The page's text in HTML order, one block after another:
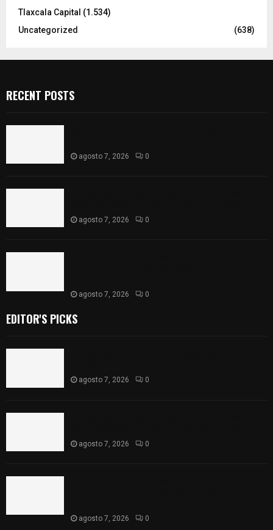
Tlaxcala Capital (1.534)
Uncategorized
(638)
RECENT POSTS
agosto 7, 2026 0
agosto 7, 2026 0
agosto 7, 2026 0
EDITOR'S PICKS
agosto 7, 2026 0
agosto 7, 2026 0
agosto 7, 2026 0